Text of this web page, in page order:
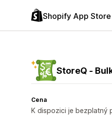
Shopify App Store
StoreQ ‑
Cena
K dispozici je bezplatný